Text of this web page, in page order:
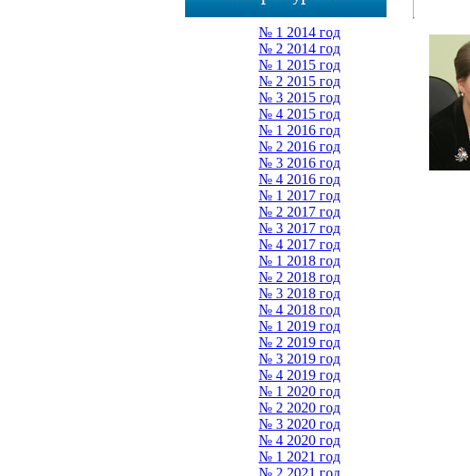
№ 1 2014 год
№ 2 2014 год
№ 1 2015 год
№ 2 2015 год
№ 3 2015 год
№ 4 2015 год
№ 1 2016 год
№ 2 2016 год
№ 3 2016 год
№ 4 2016 год
№ 1 2017 год
№ 2 2017 год
№ 3 2017 год
№ 4 2017 год
№ 1 2018 год
№ 2 2018 год
№ 3 2018 год
№ 4 2018 год
№ 1 2019 год
№ 2 2019 год
№ 3 2019 год
№ 4 2019 год
№ 1 2020 год
№ 2 2020 год
№ 3 2020 год
№ 4 2020 год
№ 1 2021 год
№ 2 2021 год